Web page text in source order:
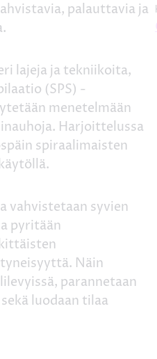
palauttavia ja
lajeja ja tekniikoita,
(SPS) -
menetelmään
Harjoittelussa
spiraalimaisten
vahvistetaan syvien
pyritään
Näin
parannetaan
luodaan tilaa